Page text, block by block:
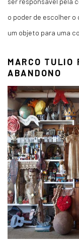
o poder de escolher o
um objeto para uma
MARCO TULIO
ABANDONO